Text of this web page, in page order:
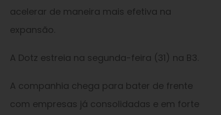
acelerar de maneira mais efetiva na
expansão.
A Dotz estreia na segunda-feira (31) na B3.
A companhia chega para bater de frente
com empresas já consolidadas e em forte